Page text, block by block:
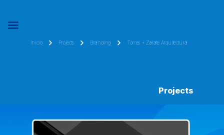
Inicio Projects Branding Torres + Zarate Arquitectura
Projects